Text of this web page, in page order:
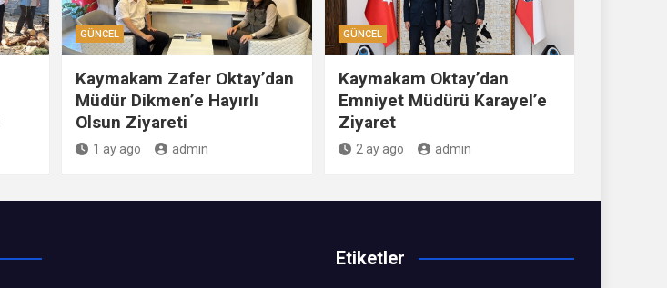
GÜNCEL
Kaymakam Zafer Oktay’dan
Müdür Dikmen’e Hayırlı
Olsun Ziyareti
1 ay ago admin
GÜNCEL
Kaymakam Oktay’dan
Emniyet Müdürü Karayel’e
Ziyaret
2 ay ago admin
Etiketler